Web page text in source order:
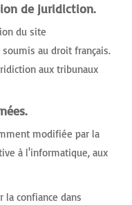
de juridiction.
du site
au droit français.
aux tribunaux
modifiée par la
à l'informatique, aux
la confiance dans